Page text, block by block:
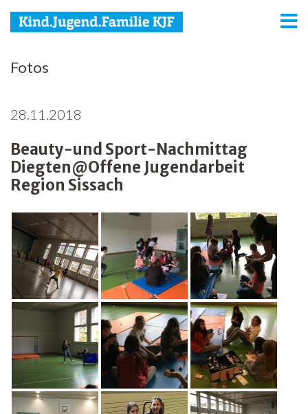
KJF
Jugend
Familie
Media
Agenda
Netzwerk
Spenden
Jobs
Freiwilligenarbeit
Newsletter
Fotos
28.11.2018
Beauty-und Sport-Nachmittag
Diegten@Offene Jugendarbeit
Region Sissach